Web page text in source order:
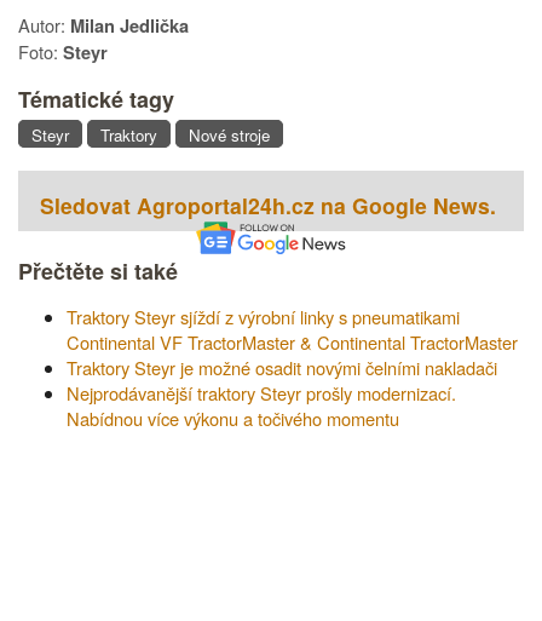
Autor: Milan Jedlička
Foto: Steyr
Tématické tagy
Steyr Traktory Nové stroje
Sledovat Agroportal24h.cz na Google News.
Přečtěte si také
Traktory Steyr sjíždí z výrobní linky s pneumatikami
Continental VF TractorMaster & Continental TractorMaster
Traktory Steyr je možné osadit novými čelními nakladači
Nejprodávanější traktory Steyr prošly modernizací.
Nabídnou více výkonu a točivého momentu